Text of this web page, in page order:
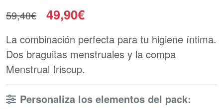
59,40€ 49,90€
La combinación perfecta para tu higiene íntima.
Dos braguitas menstruales y la compa
Menstrual Iriscup.
Personaliza los elementos del pack: